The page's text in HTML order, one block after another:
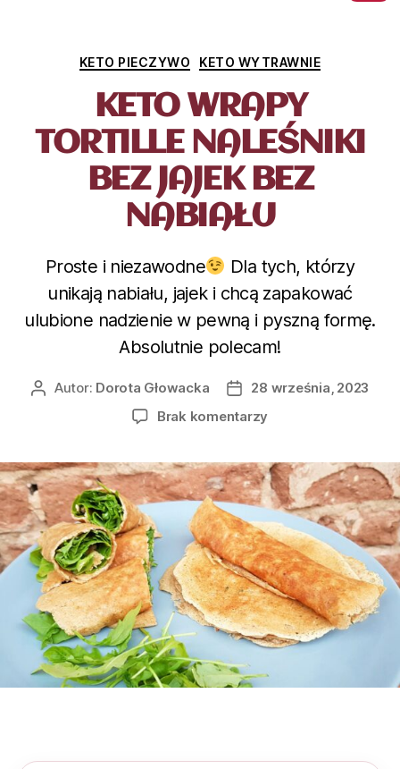
KETO PIECZYWO KETO WYTRAWNIE
KETO WRAPY
TORTILLE NALEŚNIKI
BEZ JAJEK BEZ
NABIAŁU
Proste i niezawodne
Dla tych, którzy
unikają nabiału, jajek i chcą zapakować
ulubione nadzienie w pewną i pyszną formę.
Absolutnie polecam!
Autor: Dorota Głowacka
28 września, 2023
Brak komentarzy